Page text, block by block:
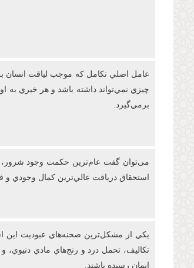
عامل اصلي تکامل که موجب لياقت انسان
چيزي نمي‌تواند داشته باشد و هر خيري به
برمي‌گيرد.
می‌توان گفت عام‌ترين حکمت وجود شرور،
استحقاق دريافت عالي‌ترين کمال وجودي و
يکي از مشکل‌ترين صحنه‌هاي عبوديت این
تکاليف، تحمل درد و رنج‌هاي مادي
ايمان رسيده باشند.